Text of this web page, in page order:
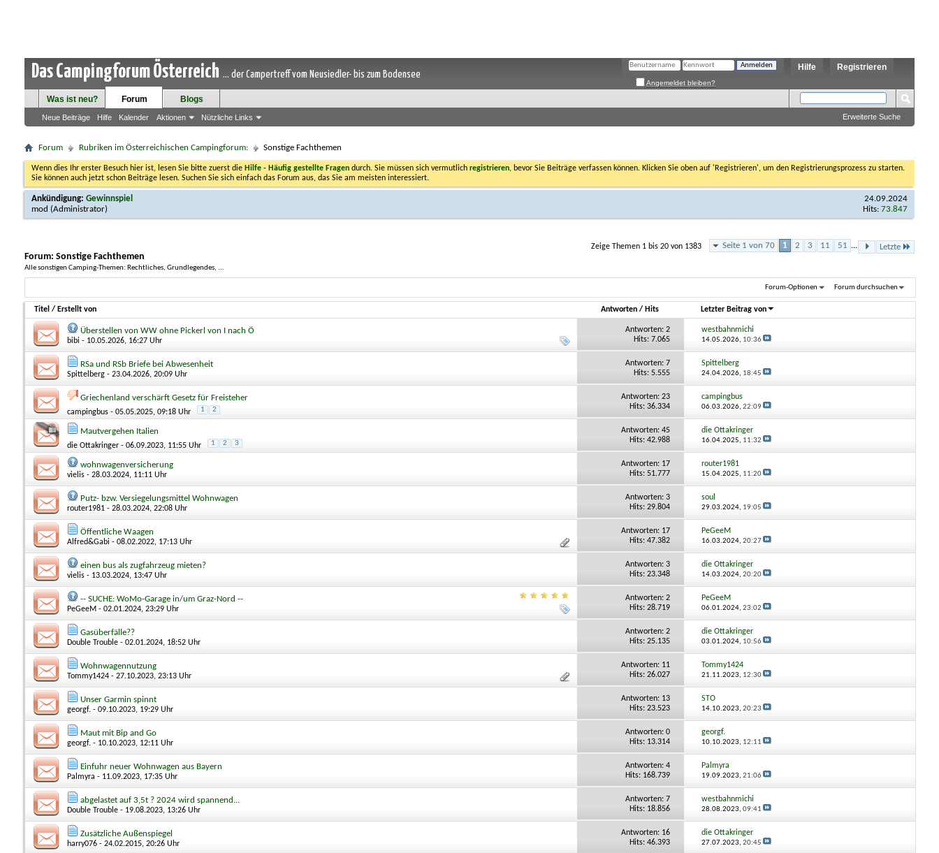
Das Campingforum Österreich ... der Campertreff vom Neusiedler- bis zum Bodensee
Registrieren
Hilfe
Angemeldet bleiben?
Was ist neu? Forum
Neue Beiträge Hilfe Kalender Aktionen Nützliche Links
Blogs
Erweiterte Suche
Forum Rubriken im Österreichischen Campingforum: Sonstige Fachthemen
Wenn dies Ihr erster Besuch hier ist, lesen Sie bitte zuerst die Hilfe - Häufig gestellte Fragen durch. Sie müssen sich vermutlich registrieren, bevor Sie Beiträge verfassen können. Klicken Sie oben auf 'Registrieren', um den Registrierungsprozess zu starten.
Sie können auch jetzt schon Beiträge lesen. Suchen Sie sich einfach das Forum aus, das Sie am meisten interessiert.
Ankündigung: Gewinnspiel
mod (Administrator)
24.09.2024
Hits: 73.847
Seite 1 von 70 1 2 3 11 51 ... Letzte
Zeige Themen 1 bis 20 von 1383
Forum: Sonstige Fachthemen
Alle sonstigen Camping-Themen: Rechtliches, Grundlegendes, ...
Forum-Optionen Forum durchsuchen
Titel / Erstellt von Antworten/ Hits Letzter Beitrag von
Überstellen von WW ohne Pickerl von I nach Ö
bibi - 10.05.2026, 16:27 Uhr
Antworten: 2
Hits: 7.065
westbahnmichi
14.05.2026, 10:36
RSa und RSb Briefe bei Abwesenheit
Spittelberg - 23.04.2026, 20:09 Uhr
Antworten: 7
Hits: 5.555
Spittelberg
24.04.2026, 18:45
Griechenland verschärft Gesetz für Freisteher
campingbus - 05.05.2025, 09:18 Uhr 1 2
Antworten: 23
Hits: 36.334
campingbus
06.03.2026,22:09
Mautvergehen Italien
die Ottakringer - 06.09.2023, 11:55 Uhr 1 2 3
Antworten: 45
Hits: 42.988
die Ottakringer
16.04.2025, 11:32
wohnwagenversicherung
vielis - 28.03.2024, 11:11 Uhr
Antworten: 17
Hits: 51.777
router1981
15.04.2025, 11:20
Putz- bzw. Versiegelungsmittel Wohnwagen
router1981 - 28.03.2024, 22:08 Uhr
Antworten: 3
Hits: 29.804
soul
29.03.2024, 19:05
Öffentliche Waagen
Alfred&Gabi - 08.02.2022, 17:13 Uhr
Antworten: 17
Hits: 47.382
PeGeeM
16.03.2024,20:27
einen bus als zugfahrzeug mieten?
vielis - 13.03.2024, 13:47 Uhr
Antworten: 3
Hits: 23.348
die Ottakringer
14.03.2024,20:20
-- SUCHE: WoMo-Garage in/um Graz-Nord --
PeGeeM - 02.01.2024, 23:29 Uhr
Antworten: 2
Hits: 28.719
PeGeeM
06.01.2024,23:02
Gasüberfälle??
Double Trouble - 02.01.2024, 18:52 Uhr
Antworten: 2
Hits: 25.135
die Ottakringer
03.01.2024, 10:56
Wohnwagennutzung
Tommy1424 - 27.10.2023, 23:13 Uhr
Antworten: 11
Hits: 26.027
Tommy1424
21.11.2023, 12:30
Unser Garmin spinnt
georgf. - 09.10.2023, 19:29 Uhr
Antworten: 13
Hits: 23.523
STO
14.10.2023,20:23
Maut mit Bip and Go
georgf. - 10.10.2023, 12:11 Uhr
Antworten: 0
Hits: 13.314
georgf.
10.10.2023, 12:11
Einfuhr neuer Wohnwagen aus Bayern
Palmyra - 11.09.2023, 17:35 Uhr
Antworten: 4
Hits: 168.739
Palmyra
19.09.2023,21:06
abgelastet auf 3,5t ? 2024 wird spannend...
Double Trouble - 19.08.2023, 13:26 Uhr
Antworten: 7
Hits: 18.856
westbahnmichi
28.08.2023,09:41
Zusätzliche Außenspiegel
harry076 - 24.02.2015, 20:26 Uhr
Antworten: 16
Hits: 46.393
die Ottakringer
27.07.2023,20:45